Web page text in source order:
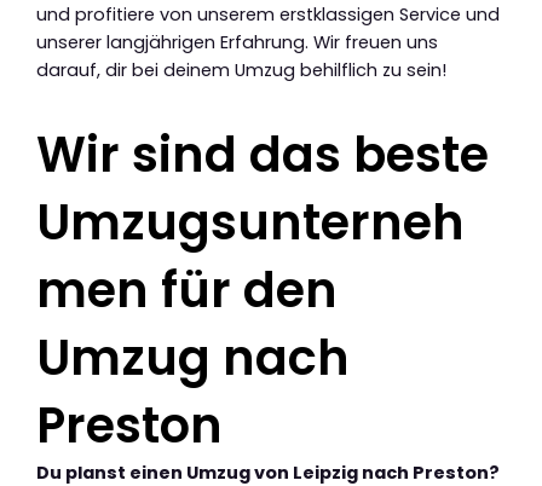
und profitiere von unserem erstklassigen Service und
unserer langjährigen Erfahrung. Wir freuen uns
darauf, dir bei deinem Umzug behilflich zu sein!
Wir sind das beste
Umzugsunterneh
men für den
Umzug nach
Preston
Du planst einen Umzug von Leipzig nach Preston?